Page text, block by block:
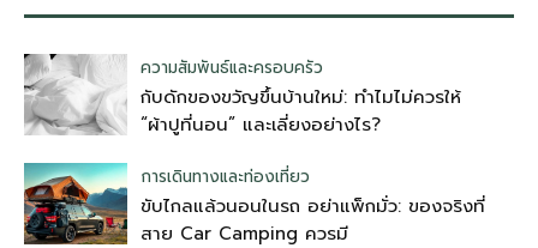
ความสัมพันธ์และครอบครัว
กับดักของขวัญขึ้นบ้านใหม่: ทำไมไม่ควรให้
“ผ้าปูที่นอน” และเลี่ยงอย่างไร?
การเดินทางและท่องเที่ยว
ขับไกลแล้วนอนในรถ อย่าแพ็กมั่ว: ของจริงที่
สาย Car Camping ควรมี